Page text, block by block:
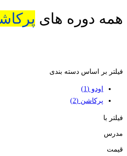
همه دوره های
فیلتر بر اساس دسته بندی
اودو (1)
پرکاشن (2)
فیلتر با
مدرس
قیمت